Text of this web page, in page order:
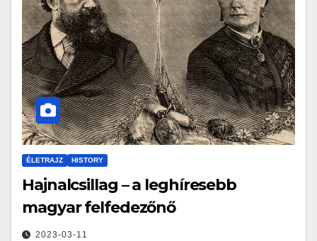
ÉLETRAJZ HISTORY
Hajnalcsillag – a leghíresebb
magyar felfedezőnő
2023-03-11